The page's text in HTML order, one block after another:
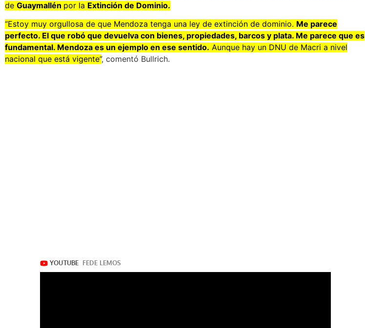
de Guaymallén por la Extinción de Dominio.
“Estoy muy orgullosa de que Mendoza tenga una ley de extinción de dominio. Me parece
perfecto. El que robó que devuelva con bienes, propiedades, barcos y plata. Me parece que es
fundamental. Mendoza es un ejemplo en ese sentido. Aunque hay un DNU de Macri a nivel
nacional que está vigente”, comentó Bullrich.